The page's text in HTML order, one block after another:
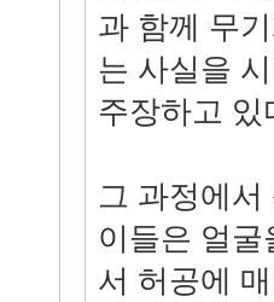
과 함께 무
는 사실을
주장하고 있
그 과정에
이들은 얼
서 허공에